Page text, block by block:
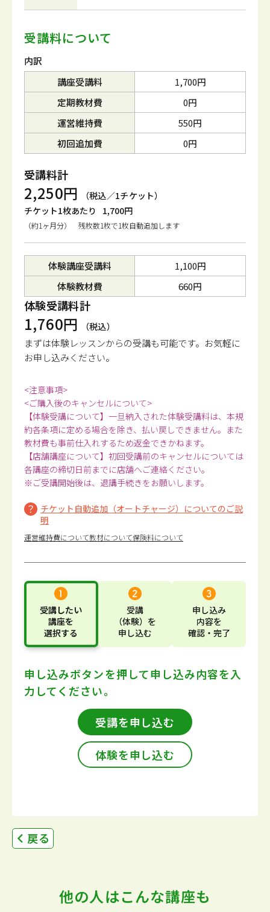
受講料について
内訳
講座受講料
1,700円
定期教材費
0円
運営維持費
550円
初回追加費
0円
受講料計
2,250円
（税込／1チケット）
チケット1枚あたり
1,700円
（約1ヶ月分） 残枚数1枚で1枚自動追加します
体験講座受講料
1,100円
体験教材費
660円
体験受講料計
1,760円 （税込）
まずは体験レッスンからの受講も可能です。 お気軽に
お申し込みください。
<注意事項>
<ご購入後のキャンセルについて>
【体験受講について】一旦納入された体験受講料は、本規
約各条項に定める場合を除き、払い戻しできません。また
教材費も事前仕入れするため返金できかねます。
【店舗講座について】初回受講前のキャンセルについては
各講座の締切日前までに店舗へご連絡ください。
※ご受講開始後は、退講手続きをお願いします。
チケット自動追加（オートチャージ）についてのご説
明
運営維持費について教材について保険料について
受講したい
講座を
選択する
受講
（体験） を
申し込む
申し込み
内容を
確認・完了
申し込みボタンを押して申し込み内容を入
力してください。
受講を申し込む
体験を申し込む
戻る
他の人はこんな講座も